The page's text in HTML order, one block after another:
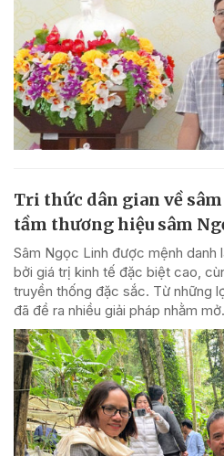
Tri thức dân gian về
tầm thương hiệu sâm
Sâm Ngọc Linh được mệnh danh
bởi giá trị kinh tế đặc biệt cao,
truyền thống đặc sắc. Từ những
đã đề ra nhiều giải pháp nhằm